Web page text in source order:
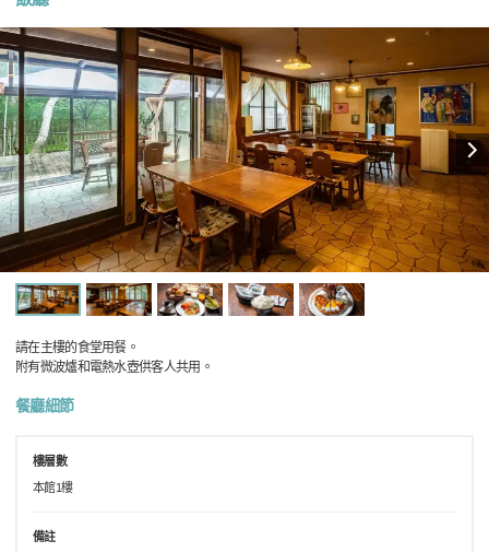
請在主樓的食堂用餐。
附有微波爐和電熱水壺供客人共用。
餐廳細節
樓層數
本館1樓
備註